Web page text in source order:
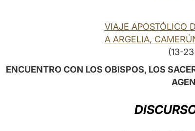
VIAJE APOSTÓLICO
A ARGELIA,
(13-
ENCUENTRO CON LOS OBISPOS, LOS